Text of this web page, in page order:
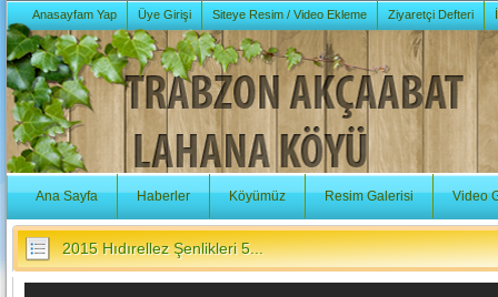
Anasayfam Yap Üye Girişi Siteye Resim / Video Ekleme Ziyaretçi Defteri
Ana Sayfa Haberler Köyümüz Resim Galerisi Video
2015 Hıdırellez Şenlikleri 5...